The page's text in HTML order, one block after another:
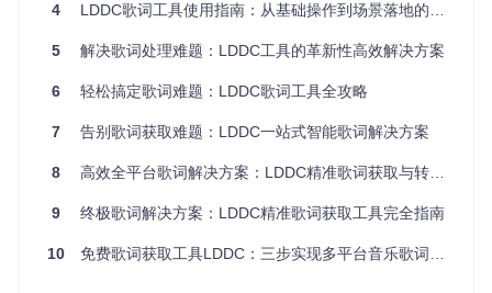
核心功能解析：从单首处理到批量管理
LDDC的批量处理功能彻底改变了传统歌词管理的效率瓶颈。
通过文件夹深度扫描技术，工具能够自动识别音乐文件并匹配
已有歌词，避免重复下载。系统支持自定义保存规则，可根据
歌曲文件结构自动创建歌词文件夹，或嵌入歌词到音频文件标
签中。
时使用。在处理日语动漫歌曲等特殊类型时，可同时获取原
4 LDDC歌词工具使用指南：从基础操作到场景落地的全面解决方案
5 解决歌词处理难题：LDDC工具的革新性高效解决方案
6 轻松搞定歌词难题：LDDC歌词工具全攻略
7 告别歌词获取难题：LDDC一站式智能歌词解决方案
8 高效全平台歌词解决方案：LDDC精准歌词获取与转换工具完全指南
9 终极歌词解决方案：LDDC精准歌词获取工具完全指南
10 免费歌词获取工具LDDC：三步实现多平台音乐歌词同步的高效解决方案